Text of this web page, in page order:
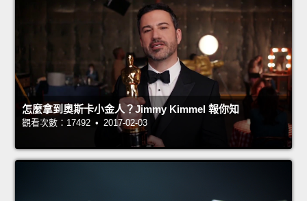
怎麼拿到奧斯卡小金人？Jimmy Kimmel 報你知
觀看次數：17492 • 2017-02-03